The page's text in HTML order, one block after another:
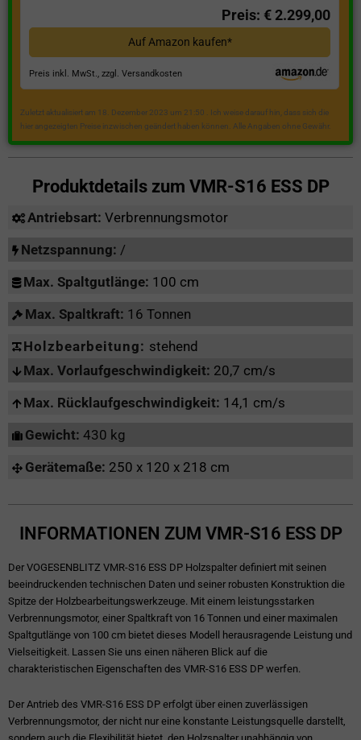
Preis: € 2.299,00
Auf Amazon kaufen*
Preis inkl. MwSt., zzgl. Versandkosten
Zuletzt aktualisiert am 18. Dezember 2023 um 21:50 . Ich weise darauf hin, dass sich die
hier angezeigten Preise inzwischen geändert haben können. Alle Angaben ohne Gewähr.
Produktdetails zum VMR-S16 ESS DP
Antriebsart: Verbrennungsmotor
Netzspannung: /
Max. Spaltgutlänge: 100 cm
Max. Spaltkraft: 16 Tonnen
Holzbearbeitung: stehend
Max. Vorlaufgeschwindigkeit: 20,7 cm/s
Max. Rücklaufgeschwindigkeit: 14,1 cm/s
Gewicht: 430 kg
Gerätemaße: 250 x 120 x 218 cm
INFORMATIONEN ZUM VMR-S16 ESS DP
Der VOGESENBLITZ VMR-S16 ESS DP Holzspalter definiert mit seinen
beeindruckenden technischen Daten und seiner robusten Konstruktion die
Spitze der Holzbearbeitungswerkzeuge. Mit einem leistungsstarken
Verbrennungsmotor, einer Spaltkraft von 16 Tonnen und einer maximalen
Spaltgutlänge von 100 cm bietet dieses Modell herausragende Leistung und
Vielseitigkeit. Lassen Sie uns einen näheren Blick auf die
charakteristischen Eigenschaften des VMR-S16 ESS DP werfen.
Der Antrieb des VMR-S16 ESS DP erfolgt über einen zuverlässigen
Verbrennungsmotor, der nicht nur eine konstante Leistungsquelle darstellt,